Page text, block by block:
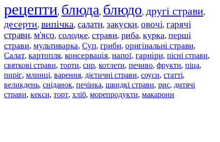
рецепти, блюда, блюдо, другі страви,
десерти, випічка, салати, закуски, овочі, гарячі
страви, м'ясо, солодке, страви, риба, курка, перші
страви, мультиварка, Суп, гриби, оригінальні страви,
Салат, картопля, консервація, напої, гарніри, пісні страви,
святкові страви, торти, сир, котлети, печиво, фрукти, піца,
пиріг, млинці, варення, дієтичні страви, соуси, статті,
великдень, сніданок, печінка, швидкі страви, рис, дитячі
страви, кекси, торт, хліб, морепродукти, макарони